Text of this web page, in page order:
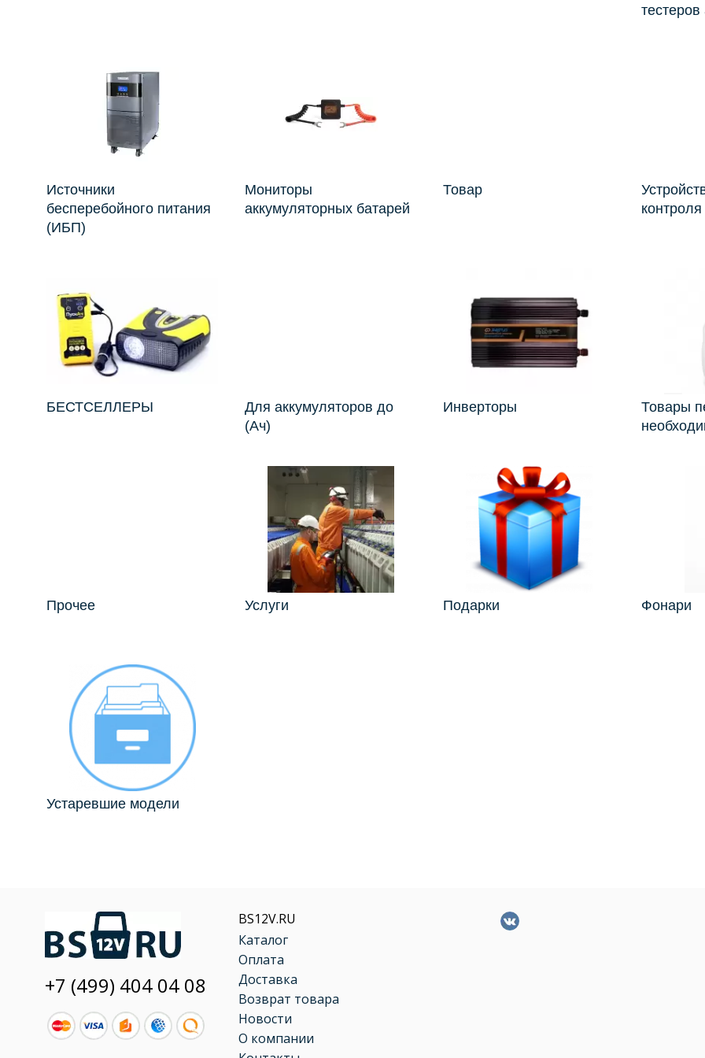
Источники
бесперебойного питания
(ИБП)
Мониторы
аккумуляторных батарей
Товар
БЕСТСЕЛЛЕРЫ
Для аккумуляторов до
(Ач)
Инверторы
Товары
Прочее Услуги Подарки Фонари
Устаревшие модели
+7 (499) 404 04 08
BS12V.RU
Каталог
Оплата
Доставка
Возврат товара
Новости
О компании